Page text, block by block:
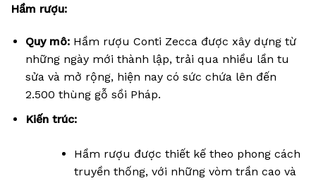
Hầm rượu:
Quy mô:Hầm rượu Conti Zecca được xây dựng từ
những ngày mới thành lập, trải qua nhiều lần tu
sửa và mở rộng, hiện nay có sức chứa lên đến
2.500 thùng gỗ sồi Pháp.
Kiến trúc:
Hầm rượu được thiết kế theo phong cách
truyền thống, với những vòm trần cao và